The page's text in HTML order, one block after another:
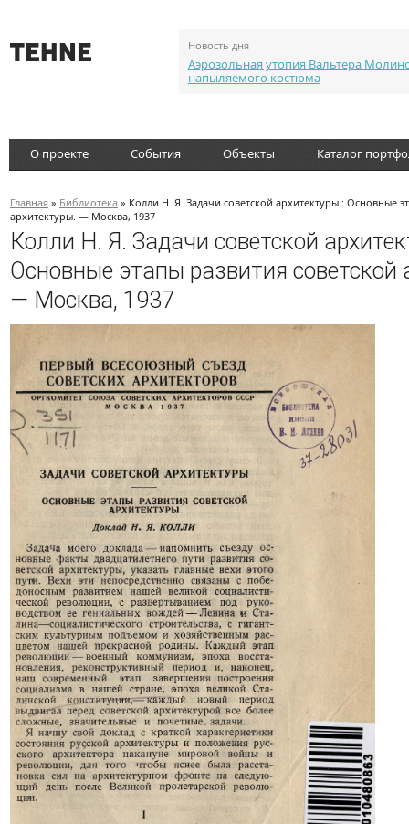
Новость дня
Аэрозольная утопия Вальтера
напыляемого костюма
О проекте События Объекты Каталог
Главная » Библиотека » Колли Н. Я. Задачи советской архитектуры : Основные
архитектуры. — Москва, 1937
Колли Н. Я. Задачи советской
Основные этапы развития советской
— Москва, 1937